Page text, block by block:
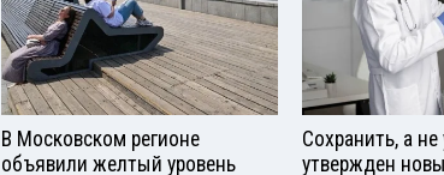
В Московском регионе
объявили желтый уровень
Сохранить, а не
утвержден